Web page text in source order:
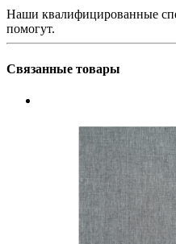
Наши квалифицированные
помогут.
Связанные товары